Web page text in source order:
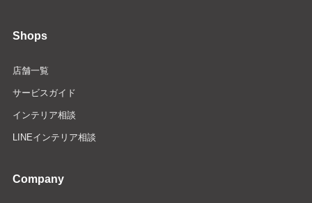
Shops
店舗一覧
サービスガイド
インテリア相談
LINEインテリア相談
Company